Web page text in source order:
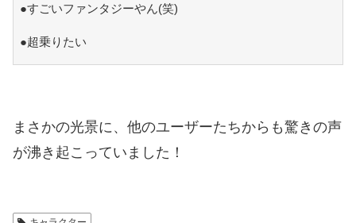
●すごいファンタジーやん(笑)
●超乗りたい
まさかの光景に、他のユーザーたちからも驚きの声
が沸き起こっていました！